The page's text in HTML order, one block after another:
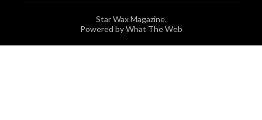
Star Wax Magazine.
Powered by What The Web